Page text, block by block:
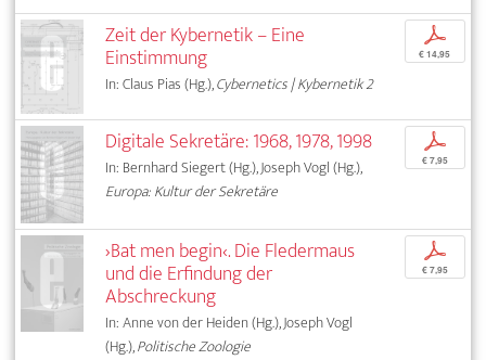
Zeit der Kybernetik – Eine
Einstimmung
In: Claus Pias (Hg.),Cybernetics | Kybernetik 2
p
€ 14,95
Digitale Sekretäre: 1968, 1978, 1998
In: Bernhard Siegert (Hg.), Joseph Vogl (Hg.),
Europa: Kultur der Sekretäre
p
€ 7,95
›Bat men begin‹. Die Fledermaus
und die Erfindung der
Abschreckung
In: Anne von der Heiden (Hg.), Joseph Vogl
(Hg.),Politische Zoologie
p
€ 7,95